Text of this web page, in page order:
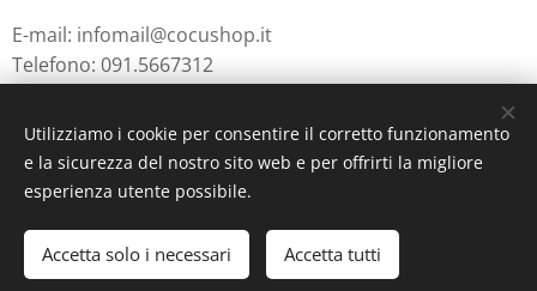
Aggiungi al carrello
E-mail: infomail@cocushop.it
Telefono: 091.5667312
Powered byWebnode Cookies
Utilizziamo i cookie per consentire il corretto funzionamento
e la sicurezza del nostro sito web e per offrirti la migliore
esperienza utente possibile.
Accetta solo i necessari Accetta tutti